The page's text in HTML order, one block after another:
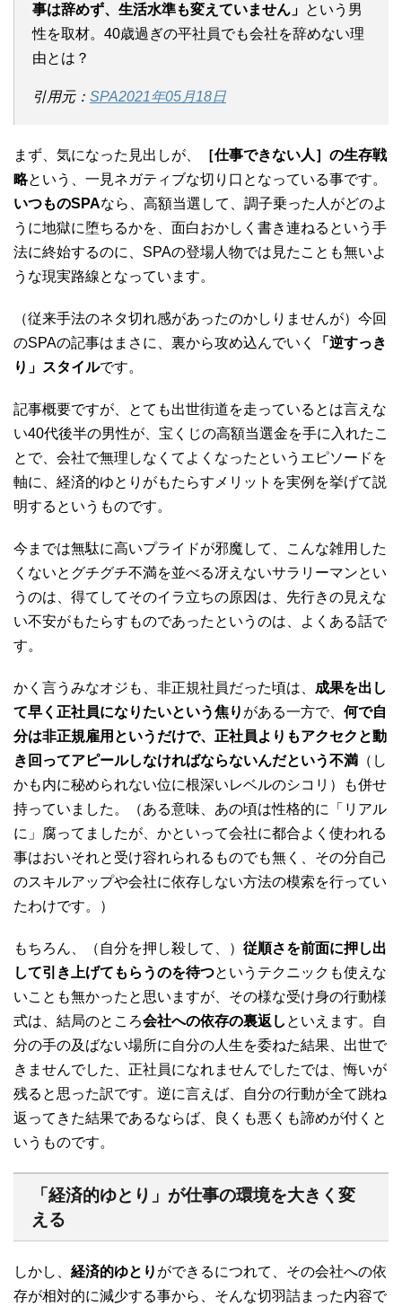
事は辞めず、生活水準も変えていません」 という男
性を取材。40歳過ぎの平社員でも会社を辞めない理
由とは？
引用元： SPA2021年05月18日
まず、気になった見出しが、
［仕事できない人］の生存戦
略という、一見ネガティブな切り口となっている事です。
いつものSPAなら、高額当選して、調子乗った人がどのよ
うに地獄に堕ちるかを、面白おかしく書き連ねるという手
法に終始するのに、SPAの登場人物では見たことも無いよ
うな現実路線となっています。
（従来手法のネタ切れ感があったのかしりませんが）今回
のSPAの記事はまさに、裏から攻め込んでいく
「逆すっき
り」スタイルです。
記事概要ですが、とても出世街道を走っているとは言えな
い40代後半の男性が、宝くじの高額当選金を手に入れたこ
とで、会社で無理しなくてよくなったというエピソードを
軸に、経済的ゆとりがもたらすメリットを実例を挙げて説
明するというものです。
今までは無駄に高いプライドが邪魔して、こんな雑用した
くないとグチグチ不満を並べる冴えないサラリーマンとい
うのは、得てしてそのイラ立ちの原因は、先行きの見えな
い不安がもたらすものであったというのは、よくある話で
す。
かく言うみなオジも、非正規社員だった頃は、 成果を出し
て早く正社員になりたいという焦り がある一方で、 何で自
分は非正規雇用というだけで、正社員よりもアクセクと動
き回ってアピールしなければならないんだという不満 （し
かも内に秘められない位に根深いレベルのシコリ）も併せ
持っていました。（ある意味、あの頃は性格的に「リアル
に」腐ってましたが、かといって会社に都合よく使われる
事はおいそれと受け容れられるものでも無く、その分自己
のスキルアップや会社に依存しない方法の模索を行ってい
たわけです。）
もちろん、（自分を押し殺して、） 従順さを前面に押し出
して引き上げてもらうのを待つというテクニックも使えな
いことも無かったと思いますが、その様な受け身の行動様
式は、結局のところ会社への依存の裏返し といえます。自
分の手の及ばない場所に自分の人生を委ねた結果、出世で
きませんでした、正社員になれませんでしたでは、悔いが
残ると思った訳です。逆に言えば、自分の行動が全て跳ね
返ってきた結果であるならば、良くも悪くも諦めが付くと
いうものです。
「経済的ゆとり」が仕事の環境を大きく変
える
しかし、 経済的ゆとり ができるにつれて、その会社への依
存が相対的に減少する事から、そんな切羽詰まった内容で